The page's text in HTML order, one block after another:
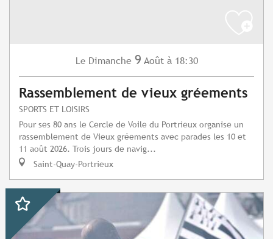
Le Dimanche 9 Août à 18:30
Rassemblement de vieux gréements
SPORTS ET LOISIRS
Pour ses 80 ans le Cercle de Voile du Portrieux organise un
rassemblement de Vieux gréements avec parades les 10 et
11 août 2026. Trois jours de navig...
Saint-Quay-Portrieux